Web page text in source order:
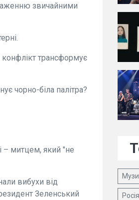
звичайними
трансформує
чорно-біла палітра?
– митцем, який "не
вибухи від
Зеленський
Росія